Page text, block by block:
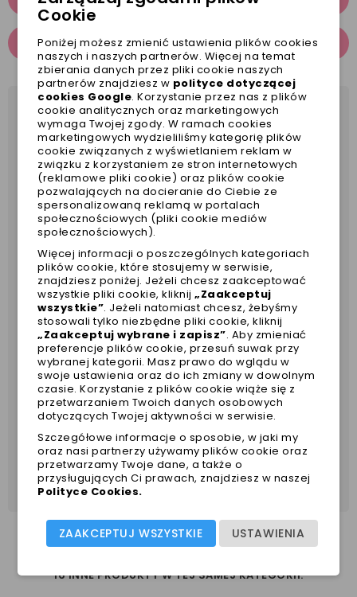
OPINIE
Twój pies w tym wzorze będzie wyglądał uroczo i
stylowo cały rok! Polecamy szelki Cynthia z
najnowszej kolekcji marki Puppia.
ten model wyróżnia podwójną regulacją i
zabezpieczeniem klamrą w obwodzie szyi i
klatki piersiowej,
szelki wysokiej jakości, z najlepszych tkanin -
100% bawełny
wzór jest niezwykły i delikatny zarazem,
kolor pasuje do każdego umaszczenia pieska i
każdej płci doda uroku!
regulowane w klatce piersiowej oraz szyi
Obwód szyi
Rozmiar Obwód szyi
obwód klatki
25-30
30-40
30-35
40-59
35-40
60-70
XL
40-50 70-90
16 INNE PRODUKTY W TEJ SAMEJ KATEGORII:
Cookie
Poniżej możesz zmienić ustawienia plików cookies
naszych i naszych partnerów. Więcej na temat
zbierania danych przez pliki cookie naszych
partnerów znajdziesz w polityce dotyczącej
cookies Google. Korzystanie przez nas z plików
cookie analitycznych oraz marketingowych
wymaga Twojej zgody. W ramach cookies
marketingowych wydzieliliśmy kategorię plików
cookie związanych z wyświetlaniem reklam w
związku z korzystaniem ze stron internetowych
(reklamowe pliki cookie) oraz plików cookie
pozwalających na docieranie do Ciebie ze
spersonalizowaną reklamą w portalach
społecznościowych (pliki cookie mediów
społecznościowych).
Więcej informacji o poszczególnych kategoriach
plików cookie, które stosujemy w serwisie,
znajdziesz poniżej. Jeżeli chcesz zaakceptować
wszystkie pliki cookie, kliknij„Zaakceptuj
wszystkie”. Jeżeli natomiast chcesz, żebyśmy
stosowali tylko niezbędne pliki cookie, kliknij
„Zaakceptuj wybrane i zapisz”. Aby zmieniać
preferencje plików cookie, przesuń suwak przy
wybranej kategorii. Masz prawo do wglądu w
swoje ustawienia oraz do ich zmiany w dowolnym
czasie. Korzystanie z plików cookie wiąże się z
przetwarzaniem Twoich danych osobowych
dotyczących Twojej aktywności w serwisie.
Szczegółowe informacje o sposobie, w jaki my
oraz nasi partnerzy używamy plików cookie oraz
przetwarzamy Twoje dane, a także o
przysługujących Ci prawach, znajdziesz w naszej
Polityce Cookies.
USTAWIENIA
ZAAKCEPTUJ WSZYSTKIE